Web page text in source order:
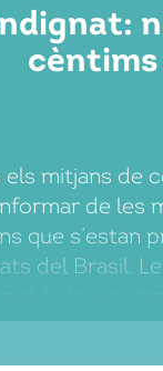
cèntims
mitjans de
de les
que s’estan
del Brasil.
(8